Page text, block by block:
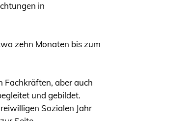
in
zehn Monaten bis zum
Fachkräften, aber auch
und gebildet.
Sozialen Jahr